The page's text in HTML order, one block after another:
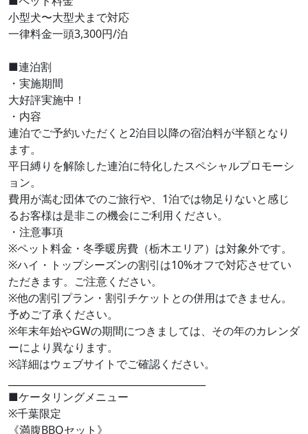
小型犬〜大型犬まで対応
一律料金一頭3,300円/泊
■連泊割
・実施期間
大好評実施中！
・内容
連泊でご予約いただくと2泊目以降の宿泊料が半額となり
ます。
平日縛りを解除した連泊に特化したスペシャルプロモーシ
ョン。
費用が嵩む団体でのご旅行や、1泊では物足りないと感じ
るお客様は是非この機会にご利用ください。
・注意事項
※ペット料金・冬季暖房費（栃木エリア）は対象外です。
※ハイ・トップシーズンの割引は10%オフで対応させてい
ただきます。ご注意ください。
※他の割引プラン・割引チケットとの併用はできません。
予めご了承ください。
※年末年始やGWの期間につきましては、その年のカレンダ
ーにより異なります。
※詳細はウェブサイトでご確認ください。
■ケータリングメニュー
※千葉限定
《満腹BBQセット》